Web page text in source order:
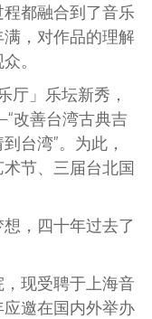
都融合到了音乐
，对作品的理解
。
厅」乐坛新秀，
改善台湾古典吉
台湾”。为此，
节、三届台北国
，四十年过去了
现受聘于上海音
邀在国内外举办